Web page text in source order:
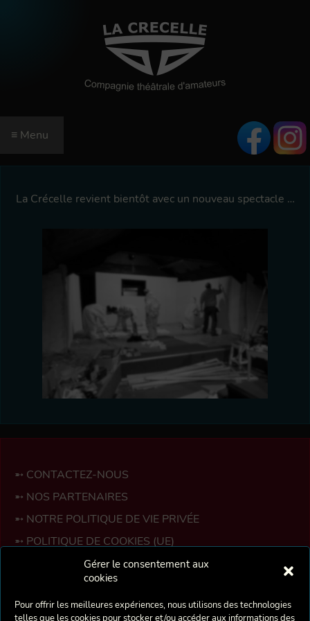
Gérer le consentement aux
cookies
Pour offrir les meilleures expériences, nous utilisons des technologies
telles que les cookies pour stocker et/ou accéder aux informations des
≡ Menu
SAISON
RÉSERVEZ EN LIGNE
ABONNEMENTS
QUI SOMMES-NOUS ?
CONTACTEZ-NOUS
LOCALISATION
NOS FEUILLETS
PARTICIPEZ
La Crécelle revient bientôt avec un nouveau spectacle …
CONTACTEZ-NOUS
NOS PARTENAIRES
NOTRE POLITIQUE DE VIE PRIVÉE
POLITIQUE DE COOKIES (UE)
ESPACE MEMBRES
amateur fondée en 1975 par deux professeurs d’Art